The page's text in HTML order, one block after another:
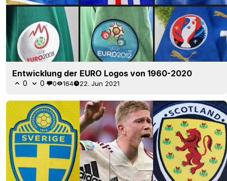
Entwicklung der EURO Logos von 1960-2020
0 0 0 164 22. Jun 2021